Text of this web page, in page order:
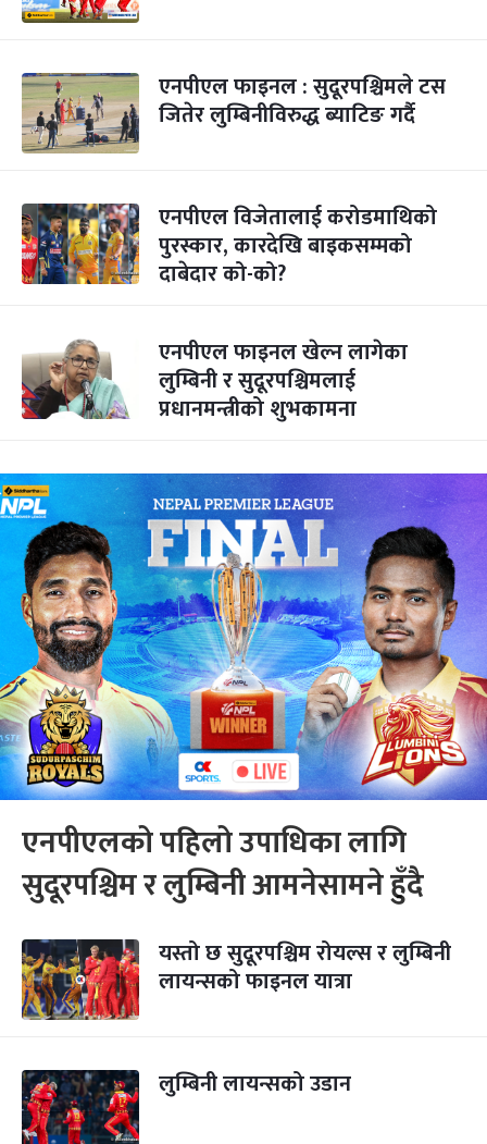
एनपीएल फाइनल : सुदूरपश्चिमले टस
जितेर लुम्बिनीविरुद्ध ब्याटिङ गर्दै
एनपीएल विजेतालाई करोडमाथिको
पुरस्कार, कारदेखि बाइकसम्मको
दाबेदार को-को?
एनपीएल फाइनल खेल्न लागेका
लुम्बिनी र सुदूरपश्चिमलाई
प्रधानमन्त्रीको शुभकामना
एनपीएलको पहिलो उपाधिका लागि
सुदूरपश्चिम र लुम्बिनी आमनेसामने हुँदै
यस्तो छ सुदूरपश्चिम रोयल्स र लुम्बिनी
लायन्सको फाइनल यात्रा
लुम्बिनी लायन्सको उडान